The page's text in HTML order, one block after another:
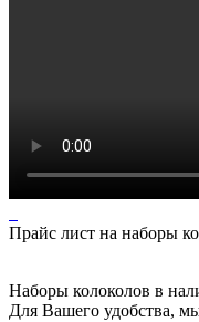
Прайс лист на наборы
Наборы колоколов в
Для Вашего удобства,